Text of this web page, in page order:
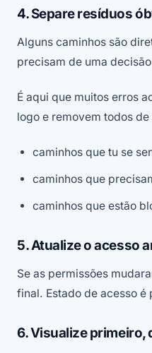
4. Separe resíduos
Alguns caminhos são
precisam de uma
É aqui que muitos erros
logo e removem todos
caminhos que tu se
caminhos que
caminhos que estão
5. Atualize o acesso
Se as permissões
final. Estado de acesso
6. Visualize